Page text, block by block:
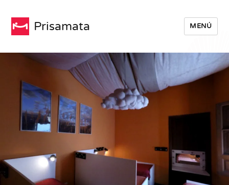
Prisamata MENÚ